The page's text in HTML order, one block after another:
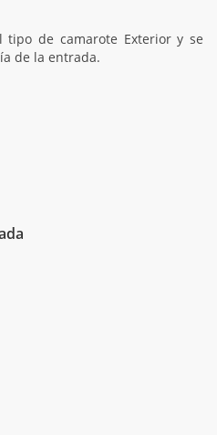
de camarote Exterior y se
de la entrada.